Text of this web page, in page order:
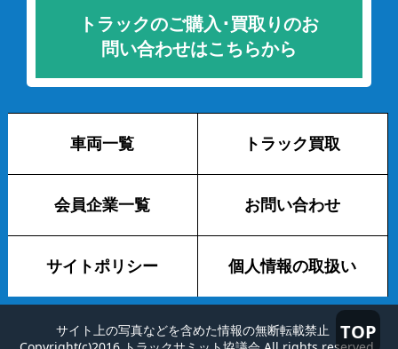
TOP
トラックのご購入･買取りのお
問い合わせはこちらから
車両一覧 トラック買取
会員企業一覧 お問い合わせ
サイトポリシー 個人情報の取扱い
サイト上の写真などを含めた情報の無断転載禁止